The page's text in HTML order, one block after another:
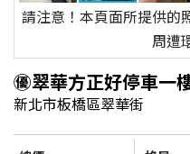
請注意！本頁面所提供的
周遭
㊝翠華方正好停車一
新北市板橋區翠華街